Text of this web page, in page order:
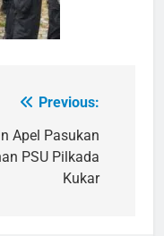
Previous:
Apel Pasukan
PSU Pilkada
Kukar